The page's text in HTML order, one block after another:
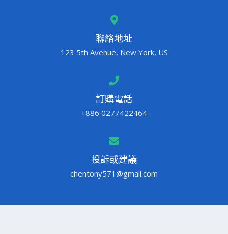
聯絡地址
123 5th Avenue, New York, US
訂購電話
+886 0277422464
投訴或建議
chentony571@gmail.com